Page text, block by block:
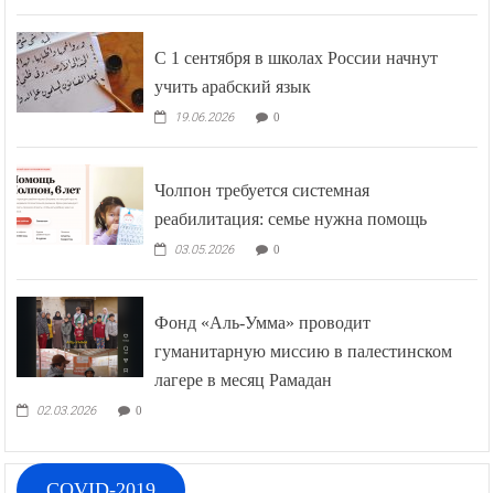
С 1 сентября в школах России начнут
учить арабский язык
19.06.2026 0
Чолпон требуется системная
реабилитация: семье нужна помощь
03.05.2026 0
Фонд «Аль-Умма» проводит
гуманитарную миссию в палестинском
лагере в месяц Рамадан
02.03.2026 0